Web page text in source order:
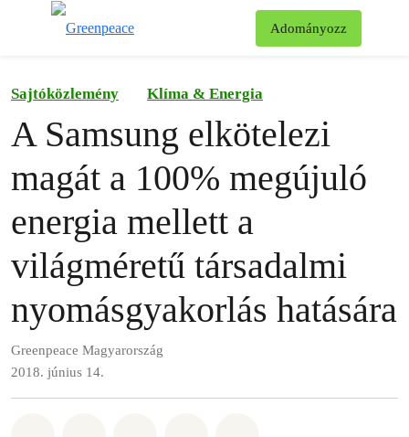
Adományozz
Sajtóközlemény Klíma & Energia
A Samsung elkötelezi
magát a 100% megújuló
energia mellett a
világméretű társadalmi
nyomásgyakorlás hatására
Greenpeace Magyarország
2018. június 14.